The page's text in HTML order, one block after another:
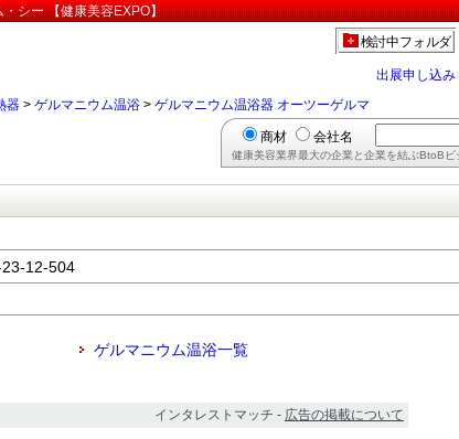
シー 【健康美容EXPO】
検討中フォルダ
出展申し込み
器 > ゲルマニウム温浴 > ゲルマニウム温浴器 オーツーゲルマ
商材 会社名
健康美容業界最大の企業と企業を結ぶBtoB
12-504
ゲルマニウム温浴一覧
インタレストマッチ - 広告の掲載について